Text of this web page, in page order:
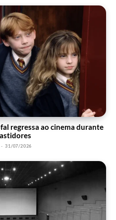
regressa ao cinema durante
- 31/07/2026